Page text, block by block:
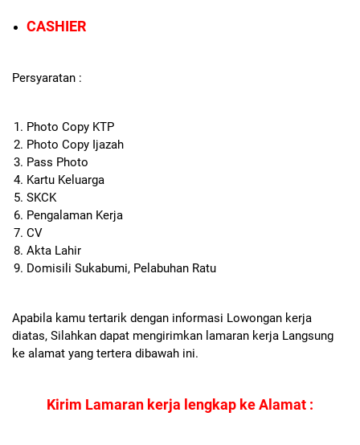
CASHIER
Persyaratan :
Photo Copy KTP
Photo Copy Ijazah
Pass Photo
Kartu Keluarga
SKCK
Pengalaman Kerja
CV
Akta Lahir
Domisili Sukabumi, Pelabuhan Ratu
Apabila kamu tertarik dengan informasi Lowongan kerja
diatas, Silahkan dapat mengirimkan lamaran kerja Langsung
ke alamat yang tertera dibawah ini.
Kirim Lamaran kerja lengkap ke Alamat :